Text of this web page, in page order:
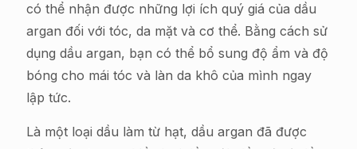
có thể nhận được những lợi ích quý giá của dầu
argan đối với tóc, da mặt và cơ thể. Bằng cách sử
dụng dầu argan, bạn có thể bổ sung độ ẩm và độ
bóng cho mái tóc và làn da khô của mình ngay
lập tức.
Là một loại dầu làm từ hạt, dầu argan đã được